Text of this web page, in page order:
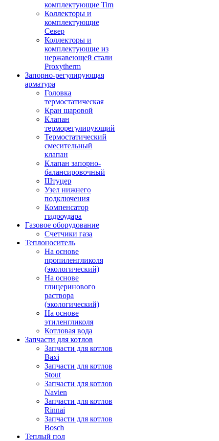
комплектующие Tim
Коллекторы и
комплектующие
Север
Коллекторы и
комплектующие из
нержавеющей стали
Proxytherm
Запорно-регулирующая
арматура
Головка
термостатическая
Кран шаровой
Клапан
терморегулирующий
Термостатический
смесительный
клапан
Клапан запорно-
балансировочный
Штуцер
Узел нижнего
подключения
Компенсатор
гидроудара
Газовое оборудование
Счетчики газа
Теплоноситель
На основе
пропиленгликоля
(экологический)
На основе
глицеринового
раствора
(экологический)
На основе
этиленгликоля
Котловая вода
Запчасти для котлов
Запчасти для котлов
Baxi
Запчасти для котлов
Stout
Запчасти для котлов
Navien
Запчасти для котлов
Rinnai
Запчасти для котлов
Bosch
Теплый пол